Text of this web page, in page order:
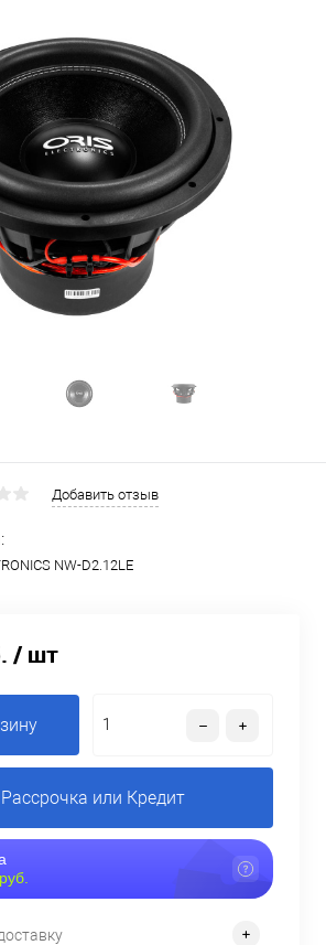
Добавить отзыв
NW-D2.12LE
/ шт
Рассрочка или Кредит